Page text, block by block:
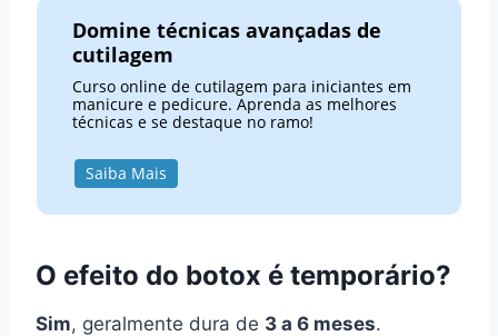
Domine técnicas avançadas de
cutilagem
Curso online de cutilagem para iniciantes em
manicure e pedicure. Aprenda as melhores
técnicas e se destaque no ramo!
Saiba Mais
O efeito do botox é temporário?
Sim, geralmente dura de 3 a 6 meses.